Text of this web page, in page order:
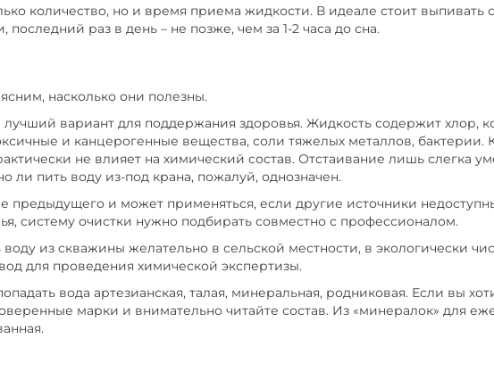
количество, но и время приема жидкости. В идеале стоит выпивать
раз в день – не позже, чем за 1-2 часа до сна.
насколько они полезны.
лучший вариант для поддержания здоровья. Жидкость содержит хлор,
и канцерогенные вещества, соли тяжелых металлов, бактерии.
не влияет на химический состав. Отстаивание лишь слегка
пить воду из-под крана, пожалуй, однозначен.
предыдущего и может применяться, если другие источники
систему очистки нужно подбирать совместно с профессионалом.
из скважины желательно в сельской местности, в экологически
для проведения химической экспертизы.
вода артезианская, талая, минеральная, родниковая. Если вы
марки и внимательно читайте состав. Из «минералок» для